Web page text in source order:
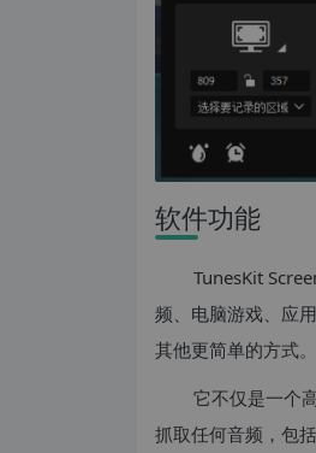
软件功能
TunesKit
频、电脑游戏、应
其他更简单的方式。
它不仅是一个
抓取任何音频，包